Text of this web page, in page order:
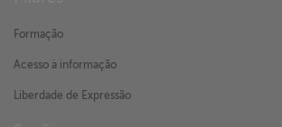
Formação
Acesso à informação
Liberdade de Expressão